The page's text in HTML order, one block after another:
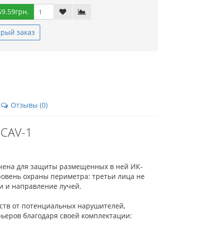
заказ
Отзывы (0)
1
для защиты размещенных в ней ИК-
охраны периметра: третьи лица не
и направление лучей.
от потенциальных нарушителей,
благодаря своей комплектации: